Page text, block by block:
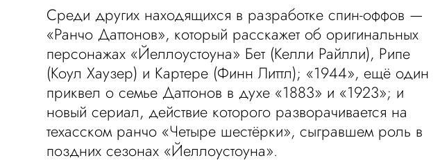
Среди других находящихся в разработке спин-оффов —
«Ранчо Даттонов», который расскажет об оригинальных
персонажах «Йеллоустоуна» Бет (Келли Райлли), Рипе
(Коул Хаузер) и Картере (Финн Литтл); «1944», ещё один
приквел о семье Даттонов в духе «1883» и «1923»; и
новый сериал, действие которого разворачивается на
техасском ранчо «Четыре шестёрки», сыгравшем роль в
поздних сезонах «Йеллоустоуна».